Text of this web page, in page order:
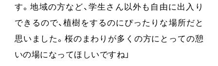
す。地域の方など、学生さん以外も自由に出入り
できるので、植樹をするのにぴったりな場所だと
思いました。桜のまわりが多くの方にとっての憩
いの場になってほしいですね」